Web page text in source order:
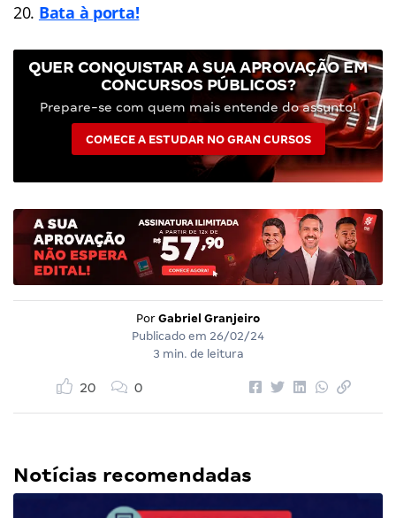
Bata à porta!
QUER CONQUISTAR A SUA APROVAÇÃO EM
CONCURSOS PÚBLICOS?
Prepare-se com quem mais entende do assunto!
COMECE A ESTUDAR NO GRAN CURSOS
Por Gabriel Granjeiro
Publicado em 26/02/24
3 min. de leitura
20 0
Notícias recomendadas